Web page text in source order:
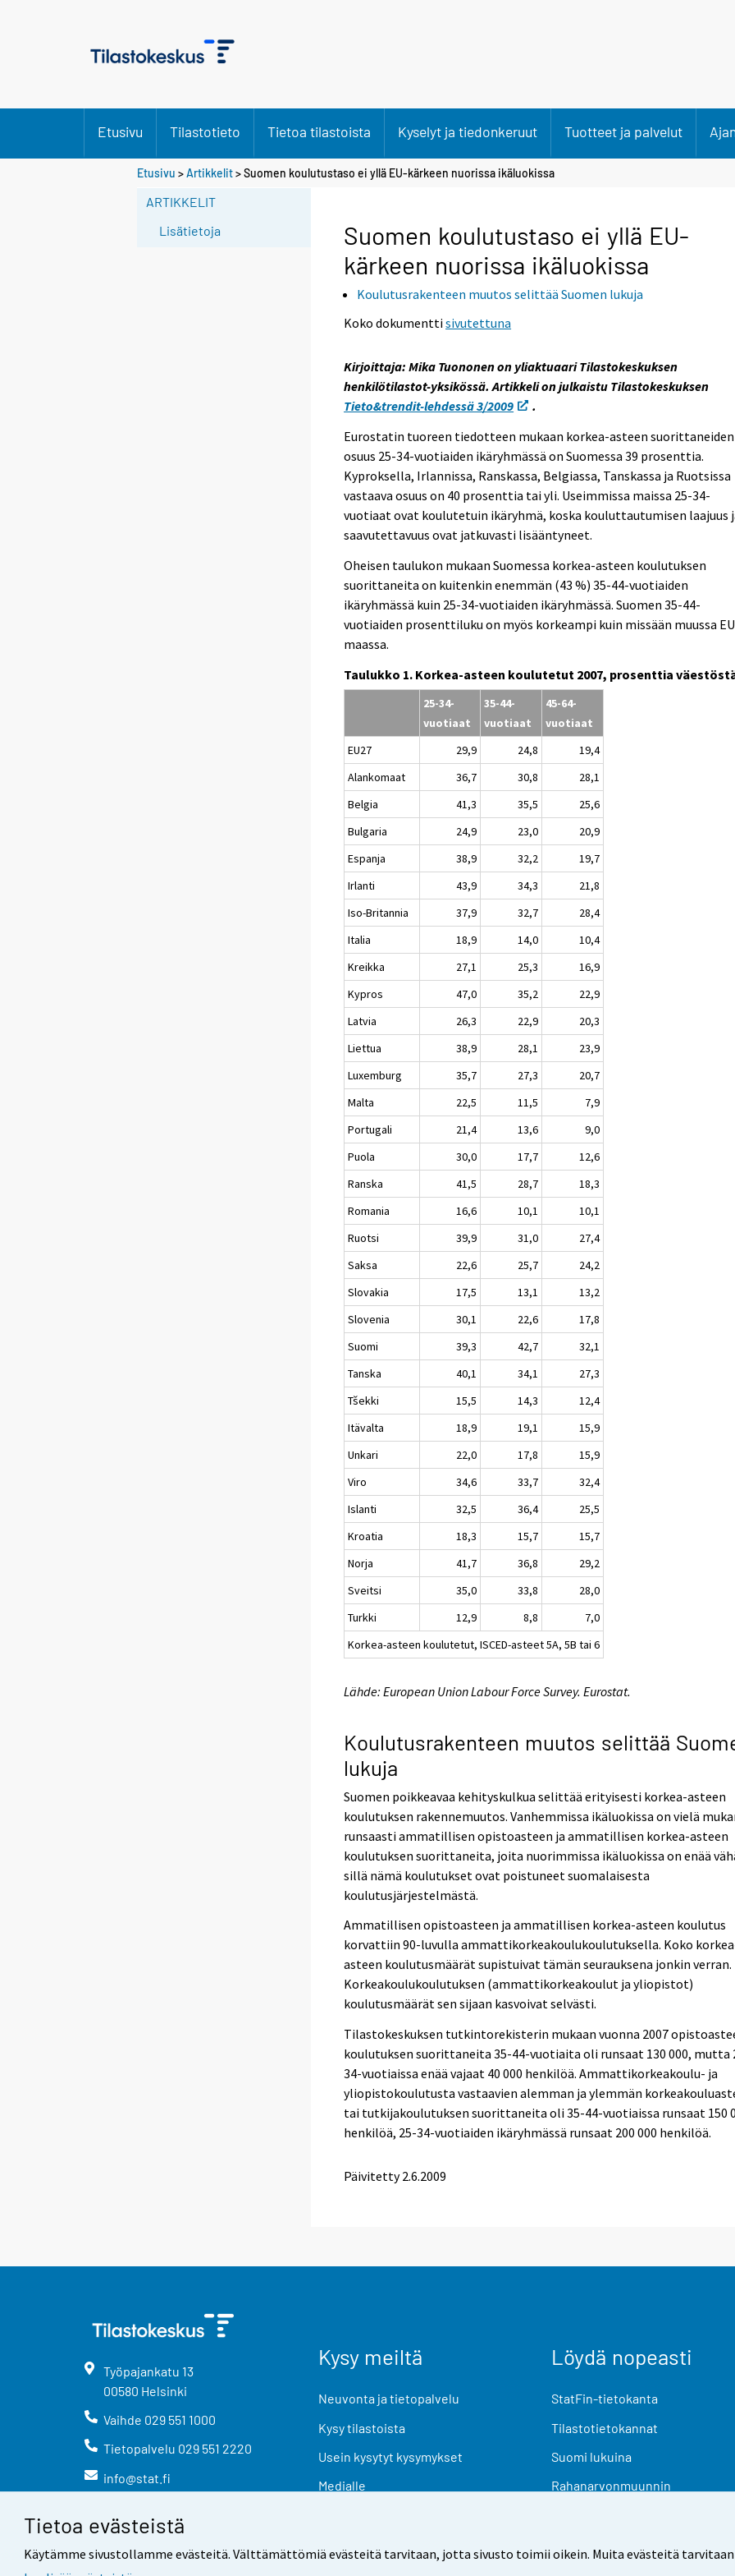
Tietoa evästeistä
Käytämme sivustollamme evästeitä. Välttämättömiä evästeitä tarvitaan, jotta sivusto toimii oikein. Muita evästeitä
Etusivu Tilastotieto Tietoa tilastoista Kyselyt ja tiedonkeruut Tuotteet ja palvelut
Etusivu >Artikkelit> Suomen koulutustaso ei yllä EU-kärkeen nuorissa ikäluokissa
ARTIKKELIT
Lisätietoja
Suomen koulutustaso ei yllä EU-
kärkeen nuorissa ikäluokissa
Koulutusrakenteen muutos selittää Suomen lukuja
Koko dokumenttisivutettuna
Kirjoittaja: Mika Tuononen on yliaktuaari Tilastokeskuksen
henkilötilastot-yksikössä. Artikkeli on julkaistu Tilastokeskuksen
Tieto&trendit-lehdessä 3/2009
S
.
Eurostatin tuoreen tiedotteen mukaan korkea-asteen suorittaneiden
osuus 25-34-vuotiaiden ikäryhmässä on Suomessa 39 prosenttia.
Kyproksella, Irlannissa, Ranskassa, Belgiassa, Tanskassa ja Ruotsissa
vastaava osuus on 40 prosenttia tai yli. Useimmissa maissa 25-34-
vuotiaat ovat koulutetuin ikäryhmä, koska kouluttautumisen laajuus
saavutettavuus ovat jatkuvasti lisääntyneet.
Oheisen taulukon mukaan Suomessa korkea-asteen koulutuksen
suorittaneita on kuitenkin enemmän (43 %) 35-44-vuotiaiden
ikäryhmässä kuin 25-34-vuotiaiden ikäryhmässä. Suomen 35-44-
vuotiaiden prosenttiluku on myös korkeampi kuin missään muussa
maassa.
Taulukko 1. Korkea-asteen koulutetut 2007, prosenttia
25-34-
vuotiaat
35-44-
vuotiaat
45-64-
vuotiaat
EU27
29,9 24,8
19,4
Alankomaat
36,7 30,8
28,1
Belgia
41,3 35,5
25,6
Bulgaria
24,9 23,0
20,9
Espanja
38,9 32,2
19,7
Irlanti
43,9 34,3
21,8
Iso-Britannia
37,9 32,7
28,4
Italia
18,9 14,0
10,4
Kreikka
27,1 25,3
16,9
Kypros
47,0 35,2
22,9
Latvia
26,3 22,9
20,3
Liettua
38,9 28,1
23,9
Luxemburg
35,7 27,3
20,7
Malta
22,5 11,5
7,9
Portugali
21,4 13,6
9,0
Puola
30,0 17,7
12,6
Ranska
41,5 28,7
18,3
Romania
16,6 10,1
10,1
Ruotsi
39,9 31,0
27,4
Saksa
22,6 25,7
24,2
Slovakia
17,5 13,1
13,2
Slovenia
30,1 22,6
17,8
Suomi
39,3 42,7
32,1
Tanska
40,1 34,1
27,3
Tšekki
15,5 14,3
12,4
Itävalta
18,9 19,1
15,9
Unkari
22,0 17,8
15,9
Viro
34,6 33,7
32,4
Islanti
32,5 36,4
25,5
Kroatia
18,3 15,7
15,7
Norja
41,7 36,8
29,2
Sveitsi
35,0 33,8
28,0
Turkki
12,9 8,8
7,0
Korkea-asteen koulutetut, ISCED-asteet 5A, 5B tai 6
Lähde: European Union Labour Force Survey. Eurostat.
Koulutusrakenteen muutos selittää
lukuja
Suomen poikkeavaa kehityskulkua selittää erityisesti korkea-asteen
koulutuksen rakennemuutos. Vanhemmissa ikäluokissa on vielä
runsaasti ammatillisen opistoasteen ja ammatillisen korkea-asteen
koulutuksen suorittaneita, joita nuorimmissa ikäluokissa on enää
sillä nämä koulutukset ovat poistuneet suomalaisesta
koulutusjärjestelmästä.
Ammatillisen opistoasteen ja ammatillisen korkea-asteen koulutus
korvattiin 90-luvulla ammattikorkeakoulukoulutuksella. Koko
asteen koulutusmäärät supistuivat tämän seurauksena jonkin verran.
Korkeakoulukoulutuksen (ammattikorkeakoulut ja yliopistot)
koulutusmäärät sen sijaan kasvoivat selvästi.
Tilastokeskuksen tutkintorekisterin mukaan vuonna 2007
koulutuksen suorittaneita 35-44-vuotiaita oli runsaat 130 000, mutta
34-vuotiaissa enää vajaat 40 000 henkilöä. Ammattikorkeakoulu- ja
yliopistokoulutusta vastaavien alemman ja ylemmän
tai tutkijakoulutuksen suorittaneita oli 35-44-vuotiaissa runsaat 150
henkilöä, 25-34-vuotiaiden ikäryhmässä runsaat 200 000 henkilöä.
Päivitetty2.6.2009
Työpajankatu 13
00580 Helsinki
Vaihde 029 551 1000
Tietopalvelu 029 551 2220
info@stat.fi
Kysy meiltä
Neuvonta ja tietopalvelu
Kysy tilastoista
Usein kysytyt kysymykset
Medialle
Löydä nopeasti
StatFin-tietokanta
Tilastotietokannat
Suomi lukuina
Rahanarvonmuunnin